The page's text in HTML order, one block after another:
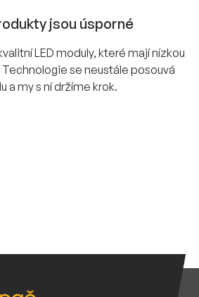
jsou úsporné
LED moduly, které mají nízkou
se neustále posouvá
a my s ní držíme krok.